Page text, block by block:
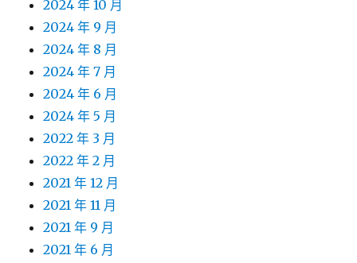
2024 年 10 月
2024 年 9 月
2024 年 8 月
2024 年 7 月
2024 年 6 月
2024 年 5 月
2022 年 3 月
2022 年 2 月
2021 年 12 月
2021 年 11 月
2021 年 9 月
2021 年 6 月